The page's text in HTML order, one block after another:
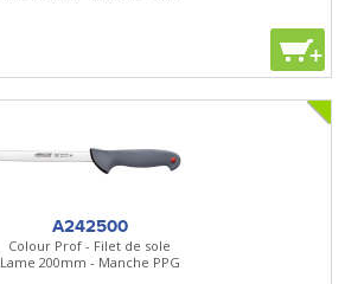
+
A242500
Colour Prof - Filet de sole
Lame 200mm - Manche PPG